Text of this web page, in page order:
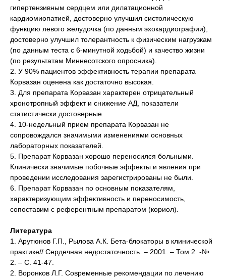
гипертензивным сердцем или дилатационной
кардиомиопатией, достоверно улучшил систолическую
функцию левого желудочка (по данным эхокардиографии),
достоверно улучшил толерантность к физическим нагрузкам
(по данным теста с 6-минутной ходьбой) и качество жизни
(по результатам Миннесотского опросника).
2. У 90% пациентов эффективность терапии препарата
Корвазан оценена как достаточно высокая.
3. Для препарата Корвазан характерен отрицательный
хронотропный эффект и снижение АД, показатели
статистически достоверные.
4. 10-недельный прием препарата Корвазан не
сопровождался значимыми изменениями основных
лабораторных показателей.
5. Препарат Корвазан хорошо переносился больными.
Клинически значимые побочные эффекты и явления при
проведении исследования зарегистрированы не были.
6. Препарат Корвазан по основным показателям,
характеризующим эффективность и переносимость,
сопоставим с референтным препаратом (кориол).
Литература
1. Арутюнов Г.П., Рылова А.К. Бета-блокаторы в клинической
практике// Сердечная недостаточность. – 2001. – Том 2. -№
2. – С. 41-47.
2. Воронков Л.Г. Современные рекомендации по лечению